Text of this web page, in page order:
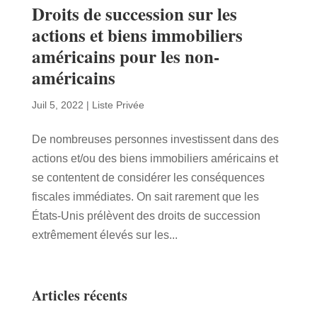
Droits de succession sur les
actions et biens immobiliers
américains pour les non-
américains
Juil 5, 2022 | Liste Privée
De nombreuses personnes investissent dans des
actions et/ou des biens immobiliers américains et
se contentent de considérer les conséquences
fiscales immédiates. On sait rarement que les
États-Unis prélèvent des droits de succession
extrêmement élevés sur les...
Articles récents